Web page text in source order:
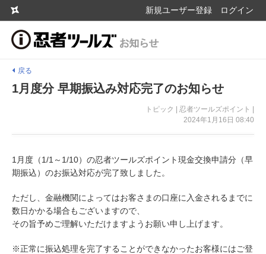
新規ユーザー登録 ログイン
戻る
1月度分 早期振込み対応完了のお知らせ
トピック | 忍者ツールズポイント |
2024年1月16日 08:40
1月度（1/1～1/10）の忍者ツールズポイント現金交換申請分（早
期振込）のお振込対応が完了致しました。
ただし、金融機関によってはお客さまの口座に入金されるまでに
数日かかる場合もございますので、
その旨予めご理解いただけますようお願い申し上げます。
※正常に振込処理を完了することができなかったお客様にはご登